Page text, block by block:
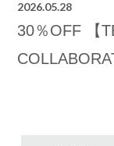
2026.05.28
30％OFF 【